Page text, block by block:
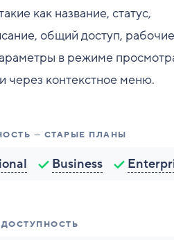
как название, статус,
общий доступ, рабочие
в режиме
через контекстное меню.
— СТАРЫЕ ПЛАНЫ
Business
ДОСТУПНОСТЬ